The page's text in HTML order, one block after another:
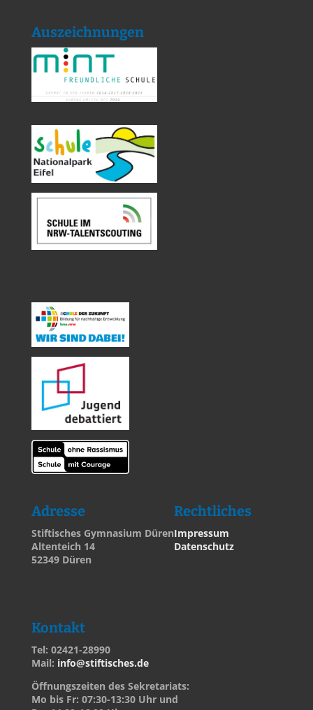
Auszeichnungen
Adresse
Stiftisches Gymnasium Düren
Altenteich 14
52349 Düren
Rechtliches
Impressum
Datenschutz
Kontakt
Tel: 02421-28990
Mail: info@stiftisches.de
Öffnungszeiten des Sekretariats:
Mo bis Fr: 07:30-13:30 Uhr und